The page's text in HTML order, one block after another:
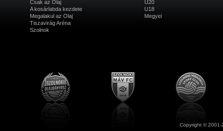
Csak az Olaj
A kosárlabda kezdete
Megalakul az Olaj
Tiszavirág Aréna
Szolnok
U20
U18
Megyei
Copyright ©